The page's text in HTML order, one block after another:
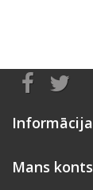
Informācija
Mans konts